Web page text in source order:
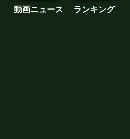
動画ニュース ランキング